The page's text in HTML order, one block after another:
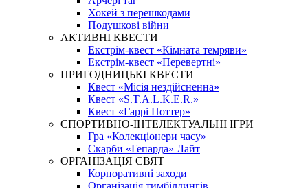
Хокей з перешкодами
Подушкові війни
АКТИВНІ КВЕСТИ
Екстрім-квест «Кімната темряви»
Екстрім-квест «Перевертні»
ПРИГОДНИЦЬКІ КВЕСТИ
Квест «Місія нездійсненна»
Квест «S.T.A.L.K.E.R.»
Квест «Гаррі Поттер»
СПОРТИВНО-ІНТЕЛЕКТУАЛЬНІ ІГРИ
Гра «Колекціонери часу»
Скарби «Гепарда» Лайт
ОРГАНІЗАЦІЯ СВЯТ
Корпоративні заходи
Організація тимбілдингів